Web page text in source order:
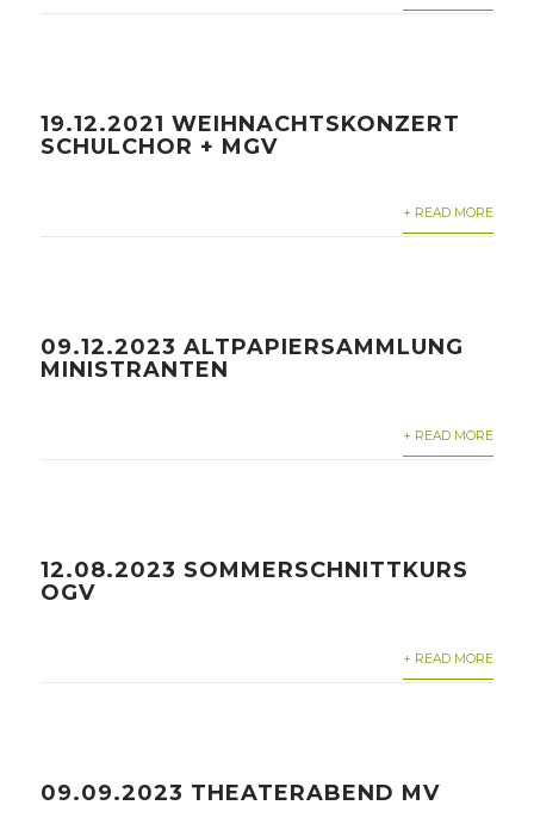
19.12.2021 WEIHNACHTSKONZERT
SCHULCHOR + MGV
+ READ MORE
09.12.2023 ALTPAPIERSAMMLUNG
MINISTRANTEN
+ READ MORE
12.08.2023 SOMMERSCHNITTKURS
OGV
+ READ MORE
09.09.2023 THEATERABEND MV